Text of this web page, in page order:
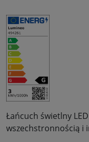
Łańcuch świetlny
wszechstronnością i